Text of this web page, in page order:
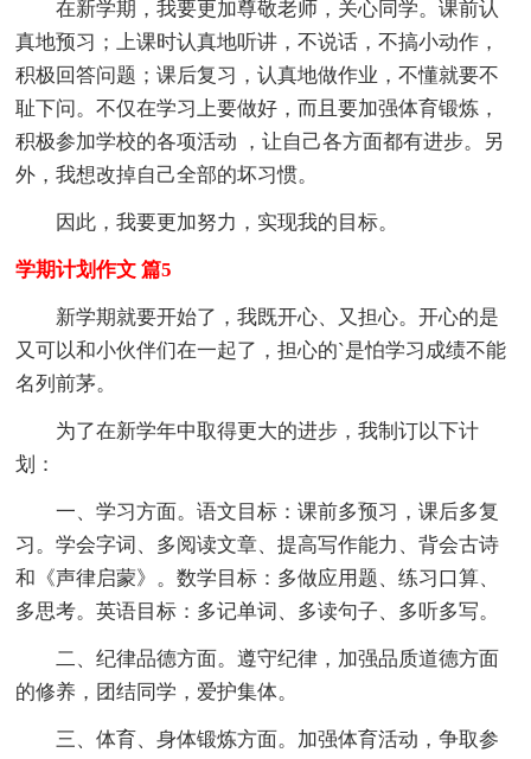
在新学期，我要更加尊敬老师，关心同学。课前认
真地预习；上课时认真地听讲，不说话，不搞小动作，
积极回答问题；课后复习，认真地做作业，不懂就要不
耻下问。不仅在学习上要做好，而且要加强体育锻炼，
积极参加学校的各项活动 ，让自己各方面都有进步。另
外，我想改掉自己全部的坏习惯。
因此，我要更加努力，实现我的目标。
学期计划作文 篇5
新学期就要开始了，我既开心、又担心。开心的是
又可以和小伙伴们在一起了，担心的`是怕学习成绩不能
名列前茅。
为了在新学年中取得更大的进步，我制订以下计
划：
一、学习方面。语文目标：课前多预习，课后多复
习。学会字词、多阅读文章、提高写作能力、背会古诗
和《声律启蒙》。数学目标：多做应用题、练习口算、
多思考。英语目标：多记单词、多读句子、多听多写。
二、纪律品德方面。遵守纪律，加强品质道德方面
的修养，团结同学，爱护集体。
三、体育、身体锻炼方面。加强体育活动，争取参